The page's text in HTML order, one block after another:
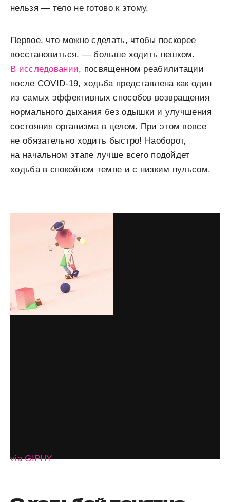
нельзя — тело не готово к этому.
Первое, что можно сделать, чтобы поскорее
восстановиться, — больше ходить пешком.
В исследовании, посвященном реабилитации
после COVID-19, ходьба представлена как один
из самых эффективных способов возвращения
нормального дыхания без одышки и улучшения
состояния организма в целом. При этом вовсе
не обязательно ходить быстро! Наоборот,
на начальном этапе лучше всего подойдет
ходьба в спокойном темпе и с низким пульсом.
via GIPHY